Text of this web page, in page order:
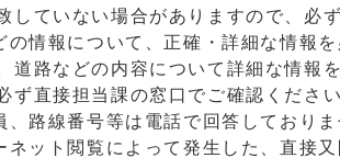
していない場合がありますので、必
の情報について、正確・詳細な情報
道路などの内容について詳細な情報
ず直接担当課の窓口でご確認ください
、路線番号等は電話で回答しておりま
ネット閲覧によって発生した、直接